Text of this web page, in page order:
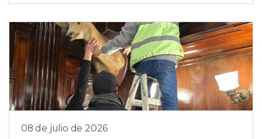
08 de julio de 2026